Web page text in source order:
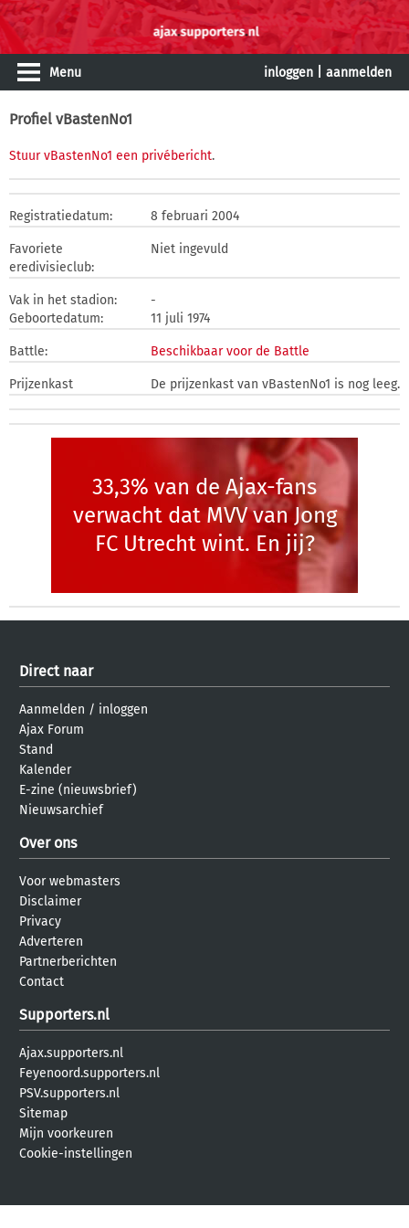
Menu inloggen aanmelden
Profiel vBastenNo1
Stuur vBastenNo1 een privébericht.
Registratiedatum: 8 februari 2004
Favoriete
eredivisieclub:
Niet ingevuld
Vak in het stadion:
-
Geboortedatum:
11 juli 1974
Battle: Beschikbaar voor de Battle
Prijzenkast De prijzenkast van vBastenNo1 is nog leeg.
33,3% van de Ajax-fans
verwacht dat MVV van Jong
FC Utrecht wint. En jij?
Direct naar
Aanmelden / inloggen
Ajax Forum
Stand
Kalender
E-zine (nieuwsbrief)
Nieuwsarchief
Over ons
Voor webmasters
Disclaimer
Privacy
Adverteren
Partnerberichten
Contact
Supporters.nl
Ajax.supporters.nl
Feyenoord.supporters.nl
PSV.supporters.nl
Sitemap
Mijn voorkeuren
Cookie-instellingen